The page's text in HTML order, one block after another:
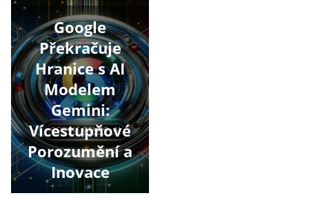
Google
Překračuje
Hranice s AI
Modelem
Gemini:
Vícestupňové
Porozumění a
Inovace